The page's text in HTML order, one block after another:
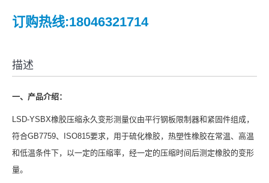
订购热线:18046321714
描述
一、产品介绍：
LSD-YSBX橡胶压缩永久变形测量仪由平行钢板限制器和紧固件组成，
符合GB7759、ISO815要求，用于硫化橡胶，热塑性橡胶在常温、高温
和低温条件下，以一定的压缩率，经一定的压缩时间后测定橡胶的变形
量。